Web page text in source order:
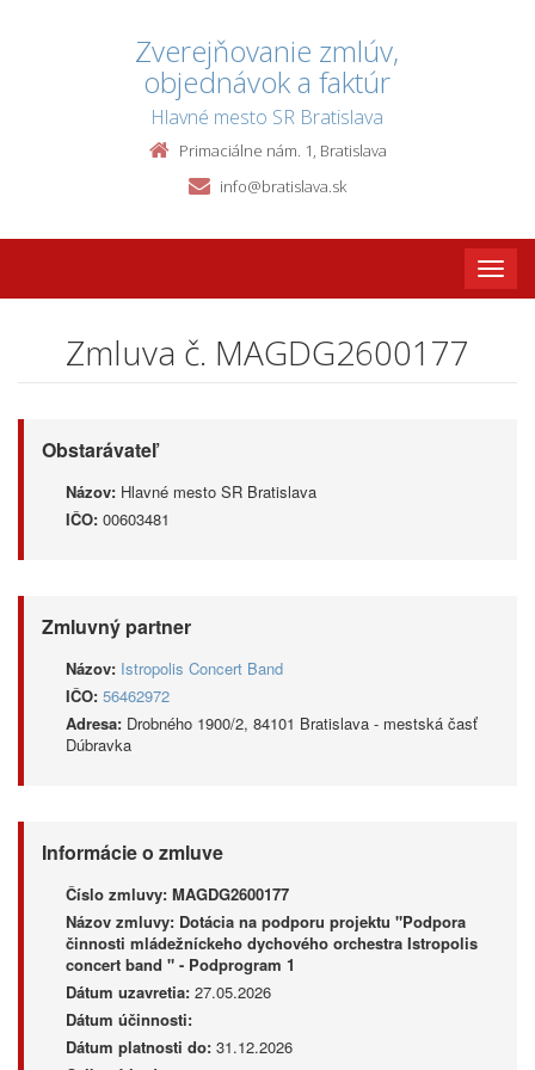
Zverejňovanie zmlúv,
objednávok a faktúr
Hlavné mesto SR Bratislava
Primaciálne nám. 1, Bratislava
info@bratislava.sk
Toggle
Zmluva č. MAGDG2600177
Obstarávateľ
Názov: Hlavné mesto SR Bratislava
IČO: 00603481
Zmluvný partner
Názov: Istropolis Concert Band
IČO: 56462972
Adresa: Drobného 1900/2, 84101 Bratislava - mestská časť
Dúbravka
Informácie o zmluve
Číslo zmluvy: MAGDG2600177
Názov zmluvy: Dotácia na podporu projektu "Podpora
činnosti mládežníckeho dychového orchestra Istropolis
concert band " - Podprogram 1
Dátum uzavretia: 27.05.2026
Dátum účinnosti:
Dátum platnosti do: 31.12.2026